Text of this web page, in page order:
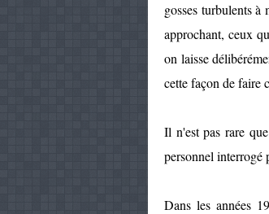
gosses turbulents
approchant, ceux
on laisse
cette façon de faire
Il n'est pas rare
personnel interrogé
Dans les années